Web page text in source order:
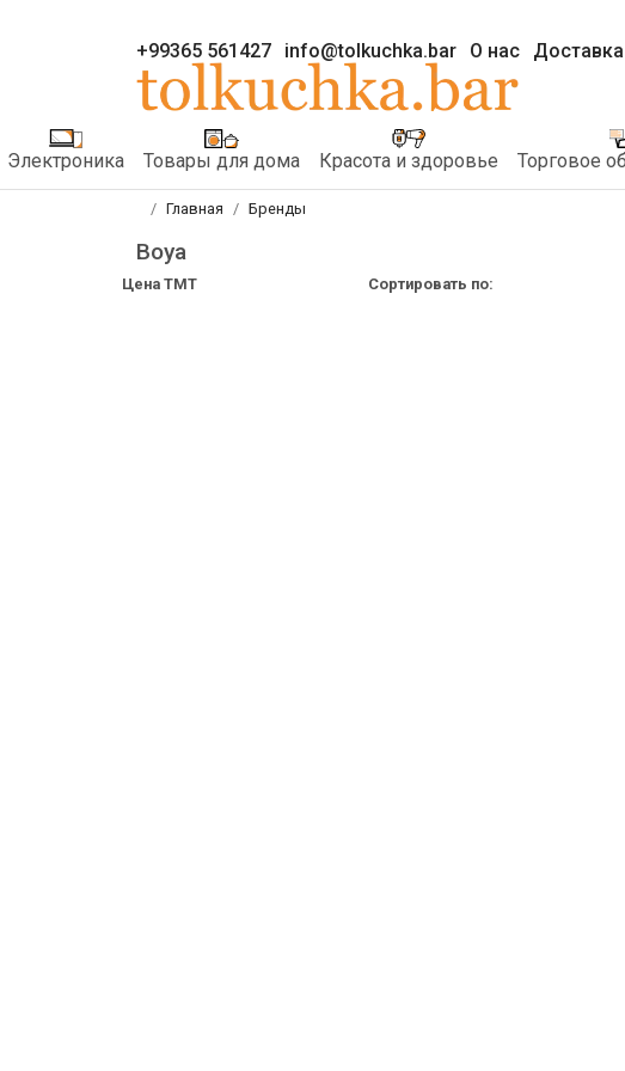
+99365 561427 info@tolkuchka.bar О нас Доставка
Электроника Товары для дома Красота и здоровье Торговое
Главная Бренды
Boya
Цена TMT Сортировать по: